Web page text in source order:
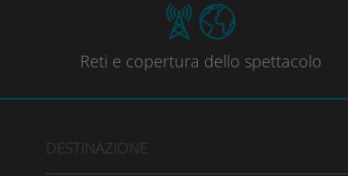
Reti e copertura dello spettacolo
DESTINAZIONE